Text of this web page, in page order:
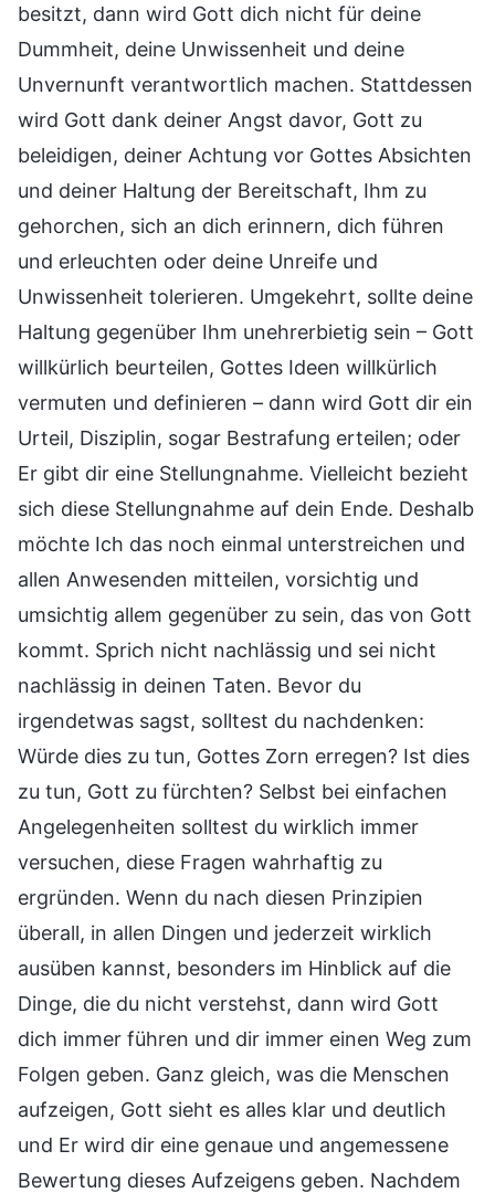
besitzt, dann wird Gott dich nicht für deine
Dummheit, deine Unwissenheit und deine
Unvernunft verantwortlich machen. Stattdessen
wird Gott dank deiner Angst davor, Gott zu
beleidigen, deiner Achtung vor Gottes Absichten
und deiner Haltung der Bereitschaft, Ihm zu
gehorchen, sich an dich erinnern, dich führen
und erleuchten oder deine Unreife und
Unwissenheit tolerieren. Umgekehrt, sollte deine
Haltung gegenüber Ihm unehrerbietig sein – Gott
willkürlich beurteilen, Gottes Ideen willkürlich
vermuten und definieren – dann wird Gott dir ein
Urteil, Disziplin, sogar Bestrafung erteilen; oder
Er gibt dir eine Stellungnahme. Vielleicht bezieht
sich diese Stellungnahme auf dein Ende. Deshalb
möchte Ich das noch einmal unterstreichen und
allen Anwesenden mitteilen, vorsichtig und
umsichtig allem gegenüber zu sein, das von Gott
kommt. Sprich nicht nachlässig und sei nicht
nachlässig in deinen Taten. Bevor du
irgendetwas sagst, solltest du nachdenken:
Würde dies zu tun, Gottes Zorn erregen? Ist dies
zu tun, Gott zu fürchten? Selbst bei einfachen
Angelegenheiten solltest du wirklich immer
versuchen, diese Fragen wahrhaftig zu
ergründen. Wenn du nach diesen Prinzipien
überall, in allen Dingen und jederzeit wirklich
ausüben kannst, besonders im Hinblick auf die
Dinge, die du nicht verstehst, dann wird Gott
dich immer führen und dir immer einen Weg zum
Folgen geben. Ganz gleich, was die Menschen
aufzeigen, Gott sieht es alles klar und deutlich
und Er wird dir eine genaue und angemessene
Bewertung dieses Aufzeigens geben. Nachdem